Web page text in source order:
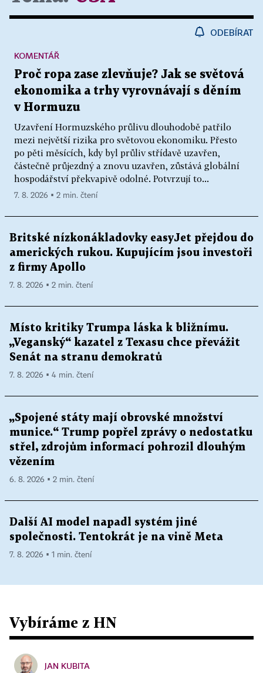
ODEBÍRAT
Proč ropa zase zlevňuje? Jak se světová
ekonomika a trhy vyrovnávají s děním
v Hormuzu
Uzavření Hormuzského průlivu dlouhodobě patřilo
mezi největší rizika pro světovou ekonomiku. Přesto
po pěti měsících, kdy byl průliv střídavě uzavřen,
částečně průjezdný a znovu uzavřen, zůstává globální
hospodářství překvapivě odolné. Potvrzují to...
KOMENTÁŘ
7. 8. 2026 ▪ 2 min. čtení
Britské nízkonákladovky easyJet přejdou do
amerických rukou. Kupujícím jsou investoři
z firmy Apollo
7. 8. 2026 ▪ 2 min. čtení
Místo kritiky Trumpa láska k bližnímu.
„Veganský“ kazatel z Texasu chce převážit
Senát na stranu demokratů
7. 8. 2026 ▪ 4 min. čtení
„Spojené státy mají obrovské množství
munice.“ Trump popřel zprávy o nedostatku
střel, zdrojům informací pohrozil dlouhým
vězením
6. 8. 2026 ▪ 2 min. čtení
Další AI model napadl systém jiné
společnosti. Tentokrát je na vině Meta
7. 8. 2026 ▪ 1 min. čtení
Vybíráme z HN
JAN KUBITA